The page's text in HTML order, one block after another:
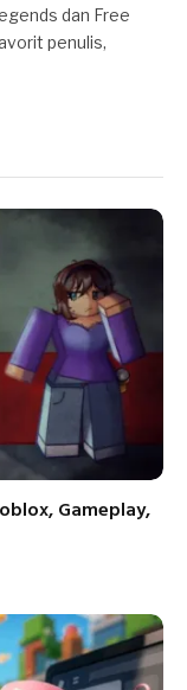
dan Free
penulis,
Gameplay,